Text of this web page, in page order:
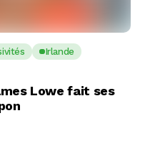
Irlande
Lowe fait ses